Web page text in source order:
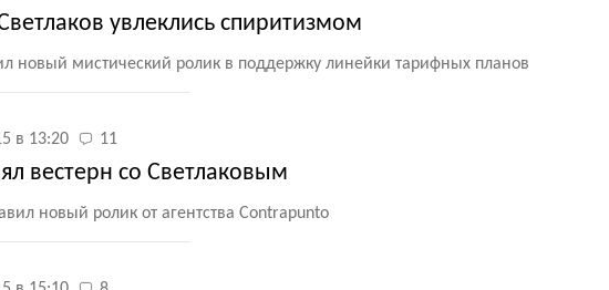
увлеклись спиритизмом
новый мистический ролик в поддержку линейки тарифных планов
в 13:20 11
вестерн со Светлаковым
новый ролик от агентства Contrapunto